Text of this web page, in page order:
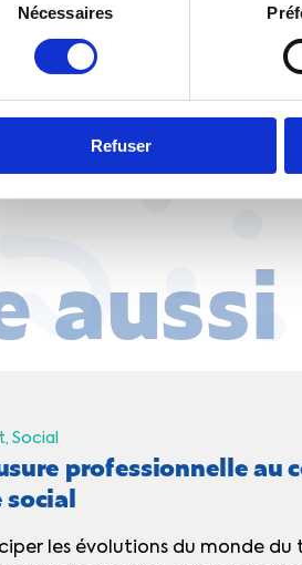
Nécessaires
Refuser
↓ Pour ne
aussi
Social
professionnelle au
les évolutions du monde du